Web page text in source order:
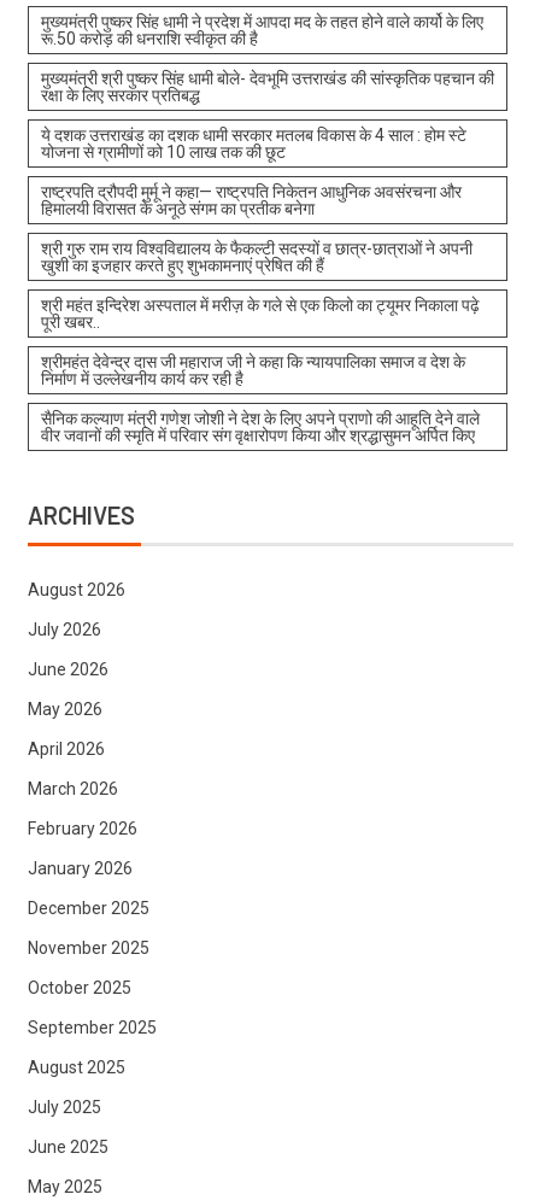
मुख्यमंत्री पुष्कर सिंह धामी ने प्रदेश में आपदा मद के तहत होने वाले कार्यो के लिए
रू.50 करोड़ की धनराशि स्वीकृत की है
मुख्यमंत्री श्री पुष्कर सिंह धामी बोले- देवभूमि उत्तराखंड की सांस्कृतिक पहचान की
रक्षा के लिए सरकार प्रतिबद्ध
ये दशक उत्तराखंड का दशक धामी सरकार मतलब विकास के 4 साल : होम स्टे
योजना से ग्रामीणों को 10 लाख तक की छूट
राष्ट्रपति द्रौपदी मुर्मू ने कहा— राष्ट्रपति निकेतन आधुनिक अवसंरचना और
हिमालयी विरासत के अनूठे संगम का प्रतीक बनेगा
श्री गुरु राम राय विश्वविद्यालय के फैकल्टी सदस्यों व छात्र-छात्राओं ने अपनी
खुशी का इजहार करते हुए शुभकामनाएं प्रेषित की हैं
श्री महंत इन्दिरेश अस्पताल में मरीज़ के गले से एक किलो का ट्यूमर निकाला पढ़े
पूरी खबर..
श्रीमहंत देवेन्द्र दास जी महाराज जी ने कहा कि न्यायपालिका समाज व देश के
निर्माण में उल्लेखनीय कार्य कर रही है
सैनिक कल्याण मंत्री गणेश जोशी ने देश के लिए अपने प्राणो की आहूति देने वाले
वीर जवानों की स्मृति में परिवार संग वृक्षारोपण किया और श्रद्धासुमन अर्पित किए
ARCHIVES
August 2026
July 2026
June 2026
May 2026
April 2026
March 2026
February 2026
January 2026
December 2025
November 2025
October 2025
September 2025
August 2025
July 2025
June 2025
May 2025